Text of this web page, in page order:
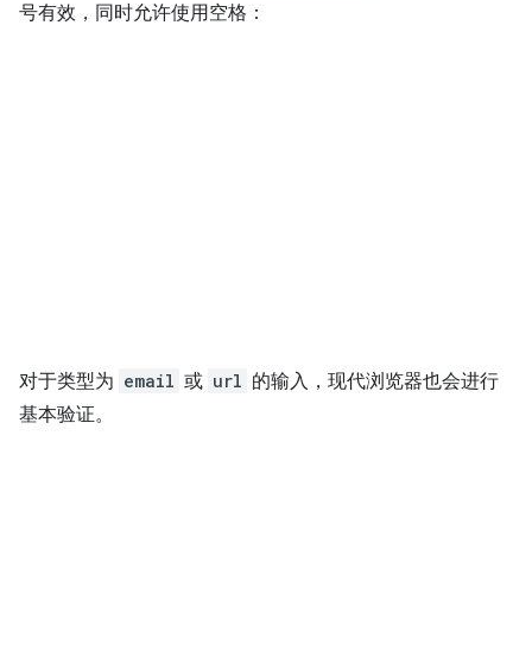
号有效，同时允许使用空格：
对于类型为 email 或 url 的输入，现代浏览器也会进行
基本验证。